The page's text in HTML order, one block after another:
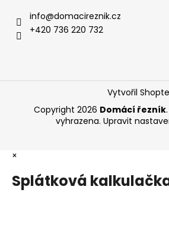
info@domacireznik.cz
+420 736 220 732
Vytvořil
Copyright 2026 Domácí řezník
vyhrazena. Upravit
×
Splátková kalkulačka